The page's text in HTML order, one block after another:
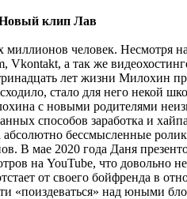
клип Лав
человек. Несмотря
Vkontakt, а так же
лет жизни Милохин
стало для него некой
с новыми родителями
способов заработка и
бессмысленные
В мае 2020 года Даня
на YouTube, что довольно
от своего бойфренда в
«поиздеваться» над юными